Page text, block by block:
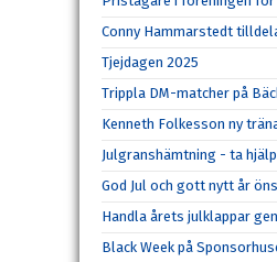
Conny Hammarstedt
Tjejdagen 2025
Trippla DM-matcher på
Kenneth Folkesson ny
Julgranshämtning - ta
God Jul och gott nytt år
Handla årets julklappar
Black Week på